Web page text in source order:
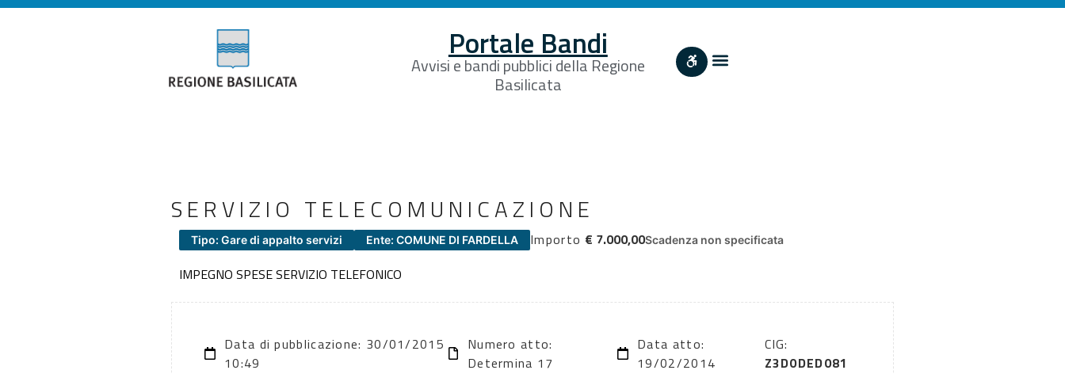
Portale Bandi
Avvisi e bandi pubblici della Regione
Basilicata
SERVIZIO TELECOMUNICAZIONE
Tipo: Gare di appalto servizi Ente: COMUNE DI FARDELLA Importo € 7.000,00Scadenza non specificata
IMPEGNO SPESE SERVIZIO TELEFONICO
Data di pubblicazione: 30/01/2015
10:49
Numero atto:
Determina 17
Data atto:
19/02/2014
CIG:
Z3D0DED081